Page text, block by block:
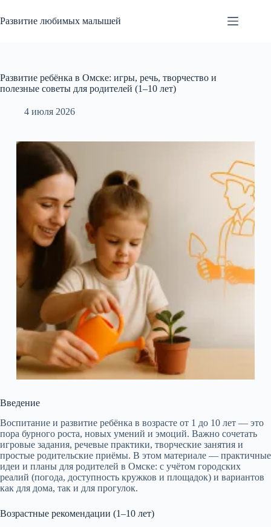
к
сути
Развитие любимых малышей
Развитие ребёнка в Омске: игры, речь, творчество и
полезные советы для родителей (1–10 лет)
4 июля 2026
Введение
Воспитание и развитие ребёнка в возрасте от 1 до 10 лет — это
пора бурного роста, новых умений и эмоций. Важно сочетать
игровые задания, речевые практики, творческие занятия и
простые родительские приёмы. В этом материале — практичные
идеи и планы для родителей в Омске: с учётом городских
реалий (погода, доступность кружков и площадок) и вариантов
как для дома, так и для прогулок.
Возрастные рекомендации (1–10 лет)